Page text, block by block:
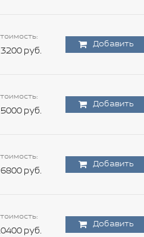
руб.
Добавить
руб.
Добавить
руб.
Добавить
руб.
Добавить